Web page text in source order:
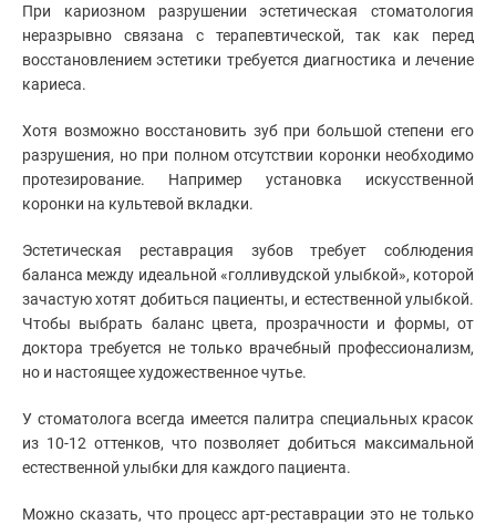
При кариозном разрушении эстетическая стоматология
неразрывно связана с терапевтической, так как перед
восстановлением эстетики требуется диагностика и лечение
кариеса.
Хотя возможно восстановить зуб при большой степени его
разрушения, но при полном отсутствии коронки необходимо
протезирование. Например установка искусственной
коронки на культевой вкладки.
Эстетическая реставрация зубов требует соблюдения
баланса между идеальной «голливудской улыбкой», которой
зачастую хотят добиться пациенты, и естественной улыбкой.
Чтобы выбрать баланс цвета, прозрачности и формы, от
доктора требуется не только врачебный профессионализм,
но и настоящее художественное чутье.
У стоматолога всегда имеется палитра специальных красок
из 10-12 оттенков, что позволяет добиться максимальной
естественной улыбки для каждого пациента.
Можно сказать, что процесс арт-реставрации это не только